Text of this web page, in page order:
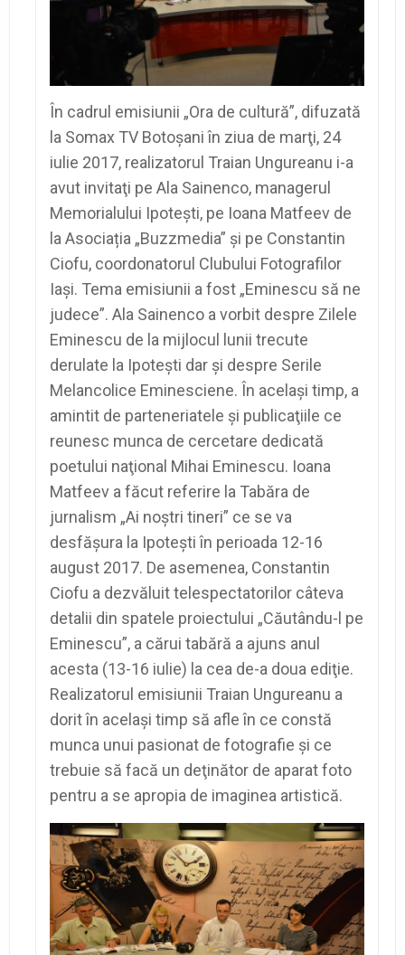
În cadrul emisiunii „Ora de cultură”, difuzată
la Somax TV Botoşani în ziua de marţi, 24
iulie 2017, realizatorul Traian Ungureanu i-a
avut invitaţi pe Ala Sainenco, managerul
Memorialului Ipoteşti, pe Ioana Matfeev de
la Asociația „Buzzmedia” şi pe Constantin
Ciofu, coordonatorul Clubului Fotografilor
Iaşi. Tema emisiunii a fost „Eminescu să ne
judece”. Ala Sainenco a vorbit despre Zilele
Eminescu de la mijlocul lunii trecute
derulate la Ipoteşti dar şi despre Serile
Melancolice Eminesciene. În acelaşi timp, a
amintit de parteneriatele şi publicaţiile ce
reunesc munca de cercetare dedicată
poetului naţional Mihai Eminescu. Ioana
Matfeev a făcut referire la Tabăra de
jurnalism „Ai noştri tineri” ce se va
desfăşura la Ipoteşti în perioada 12-16
august 2017. De asemenea, Constantin
Ciofu a dezvăluit telespectatorilor câteva
detalii din spatele proiectului „Căutându-l pe
Eminescu”, a cărui tabără a ajuns anul
acesta (13-16 iulie) la cea de-a doua ediţie.
Realizatorul emisiunii Traian Ungureanu a
dorit în acelaşi timp să afle în ce constă
munca unui pasionat de fotografie şi ce
trebuie să facă un deţinător de aparat foto
pentru a se apropia de imaginea artistică.